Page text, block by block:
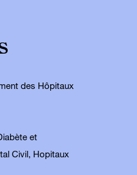
des Hôpitaux
et
Civil, Hopitaux